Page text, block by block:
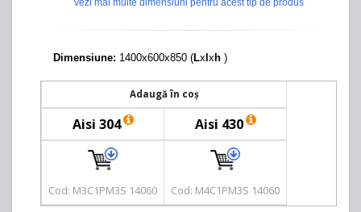
Vezi mai multe dimensiuni pentru acest tip de produs
Dimensiune: 1400x600x850 (Lx xh )
Adaugă în coș
Aisi 304 Aisi 430
Cod: M3C1PM3S 14060 Cod: M4C1PM3S 14060